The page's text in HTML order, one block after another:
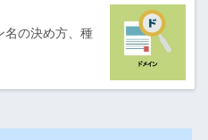
名の決め方、種